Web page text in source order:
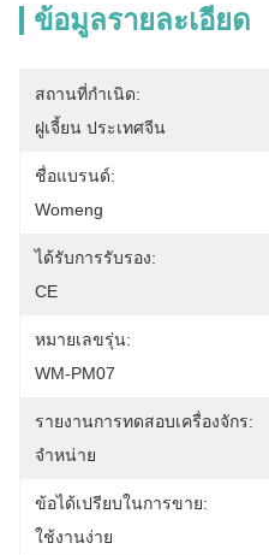
ข้อมูลรายละเอียด
สถานที่กำเนิด:
ฝูเจี้ยน ประเทศจีน
ชื่อแบรนด์:
Womeng
ได้รับการรับรอง:
CE
หมายเลขรุ่น:
WM-PM07
รายงานการทดสอบเครื่องจักร:
จําหน่าย
ข้อได้เปรียบในการขาย:
ใช้งานง่าย